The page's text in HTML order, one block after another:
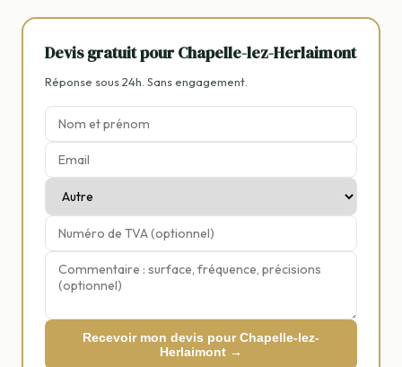
Devis gratuit pour Chapelle-lez-Herlaimont
Réponse sous 24h. Sans engagement.
Recevoir mon devis pour Chapelle-lez-
Herlaimont →